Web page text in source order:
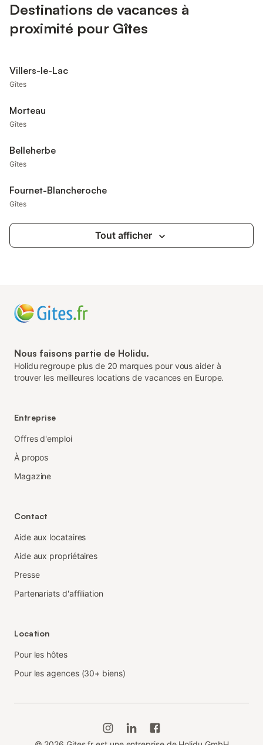
Destinations de vacances à
proximité pour Gîtes
Villers-le-Lac
Gîtes
Morteau
Gîtes
Belleherbe
Gîtes
Fournet-Blancheroche
Gîtes
Tout afficher
Nous faisons partie de Holidu.
Holidu regroupe plus de 20 marques pour vous aider à
trouver les meilleures locations de vacances en Europe.
Entreprise
Offres d'emploi
À propos
Magazine
Contact
Aide aux locataires
Aide aux propriétaires
Presse
Partenariats d'affiliation
Location
Pour les hôtes
Pour les agences (30+ biens)